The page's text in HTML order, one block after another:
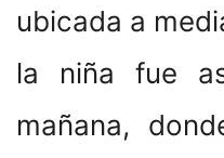
ubicada a
la niña fue
mañana,